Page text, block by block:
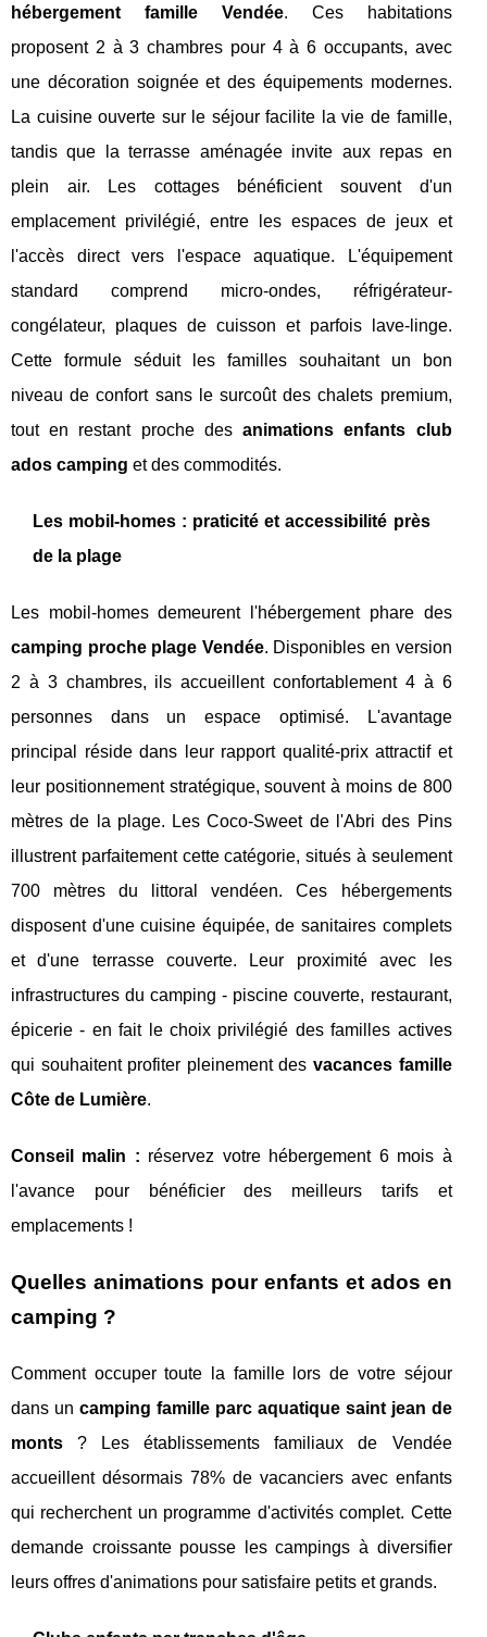
hébergement famille Vendée. Ces habitations
proposent 2 à 3 chambres pour 4 à 6 occupants, avec
une décoration soignée et des équipements modernes.
La cuisine ouverte sur le séjour facilite la vie de famille,
tandis que la terrasse aménagée invite aux repas en
plein air. Les cottages bénéficient souvent d'un
emplacement privilégié, entre les espaces de jeux et
l'accès direct vers l'espace aquatique. L'équipement
standard comprend micro-ondes, réfrigérateur-
congélateur, plaques de cuisson et parfois lave-linge.
Cette formule séduit les familles souhaitant un bon
niveau de confort sans le surcoût des chalets premium,
tout en restant proche desanimations enfants club
ados camping et des commodités.
Les mobil-homes : praticité et accessibilité près
de la plage
Les mobil-homes demeurent l'hébergement phare des
camping proche plage Vendée. Disponibles en version
2 à 3 chambres, ils accueillent confortablement 4 à 6
personnes dans un espace optimisé. L'avantage
principal réside dans leur rapport qualité-prix attractif et
leur positionnement stratégique, souvent à moins de 800
mètres de la plage. Les Coco-Sweet de l'Abri des Pins
illustrent parfaitement cette catégorie, situés à seulement
700 mètres du littoral vendéen. Ces hébergements
disposent d'une cuisine équipée, de sanitaires complets
et d'une terrasse couverte. Leur proximité avec les
infrastructures du camping - piscine couverte, restaurant,
épicerie - en fait le choix privilégié des familles actives
qui souhaitent profiter pleinement des vacances famille
Côte de Lumière.
Conseil malin : réservez votre hébergement 6 mois à
l'avance pour bénéficier des meilleurs tarifs et
emplacements !
Quelles animations pour enfants et ados en
camping ?
Comment occuper toute la famille lors de votre séjour
dans un camping famille parc aquatique saint jean de
monts ? Les établissements familiaux de Vendée
accueillent désormais 78% de vacanciers avec enfants
qui recherchent un programme d'activités complet. Cette
demande croissante pousse les campings à diversifier
leurs offres d'animations pour satisfaire petits et grands.